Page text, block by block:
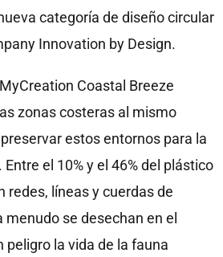
categoría de diseño circular
Innovation by Design.
Coastal Breeze
zonas costeras al mismo
estos entornos para la
el 10% y el 46% del plástico
redes, líneas y cuerdas de
menudo se desechan en el
peligro la vida de la fauna